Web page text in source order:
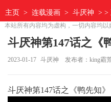
主页 > 连载漫画 > 斗厌神 > >
本站所有内容均为虚构，一切内容均以
斗厌神第147话之《
2023-01-17 斗厌神 发布者：king霸
斗厌神第147话之《鸭先知》